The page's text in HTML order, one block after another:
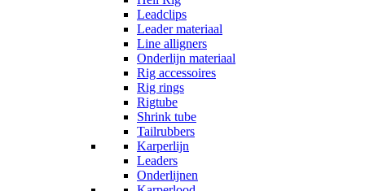
Leadclips
Leader materiaal
Line alligners
Onderlijn materiaal
Rig accessoires
Rig rings
Rigtube
Shrink tube
Tailrubbers
Karperlijn
Leaders
Onderlijnen